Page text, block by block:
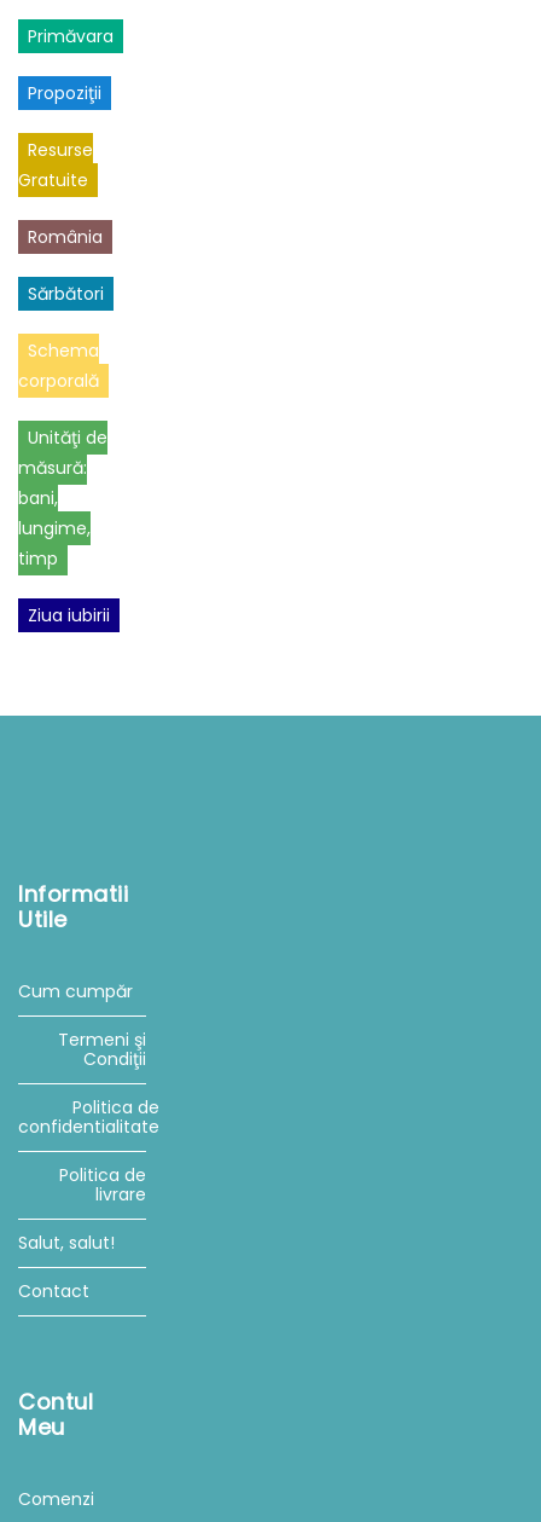
Primăvara
Propoziţii
Resurse
Gratuite
România
Sărbători
Schema
corporală
Unităţi de
măsură:
bani,
lungime,
timp
Ziua iubirii
Informatii
Utile
Cum cumpăr
Termeni şi
Condiţii
Politica de
confidentialitate
Politica de
livrare
Salut, salut!
Contact
Contul
Meu
Comenzi